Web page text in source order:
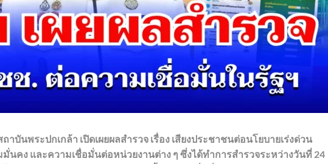
ถาบันพระปกเกล้า เปิดเผยผลสำรวจ เรื่อง เสียงประชาชนต่อนโยบายเร่งด่วน
นคง และความเชื่อมั่นต่อหน่วยงานต่าง ๆ ซึ่งได้ทำการสำรวจระหว่างวันที่ 24